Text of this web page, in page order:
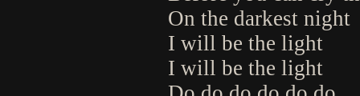
On the darkest night
I will be the light
I will be the light